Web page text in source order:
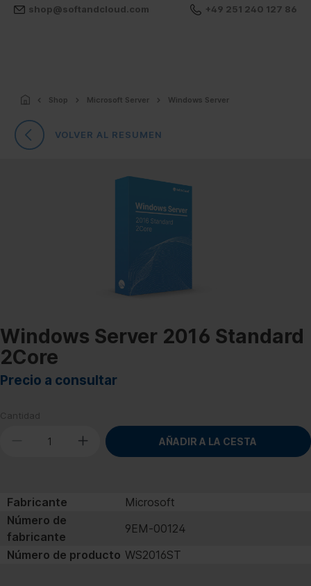
shop@softandcloud.com +49 251 240 127 86
Shop Microsoft Server Windows Server
VOLVER AL RESUMEN
Windows Server 2016 Standard
2Core
Precio a consultar
Cantidad
AÑADIR A LA CESTA
Fabricante
Microsoft
Número de
fabricante
9EM‐00124
Número de producto WS2016ST